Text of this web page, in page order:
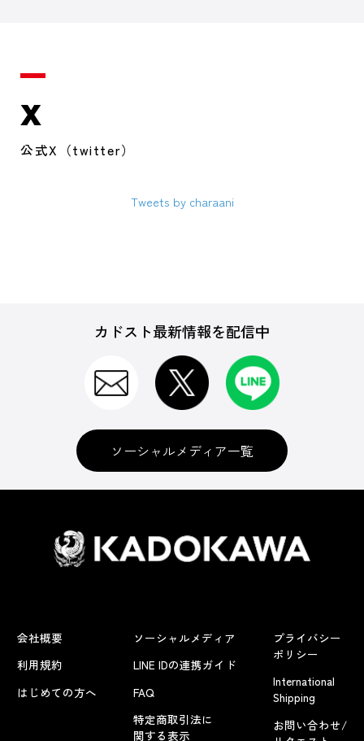
X
公式X（twitter）
Tweets by charaani
カドスト最新情報を配信中
ソーシャルメディア一覧
会社概要
利用規約
はじめての方へ
ソーシャルメディア
LINE IDの連携ガイド
FAQ
特定商取引法に
関する表示
プライバシー
ポリシー
International
Shipping
お問い合わせ/